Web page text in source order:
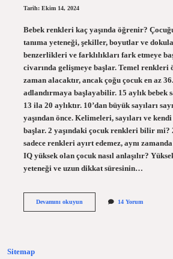
Tarih: Ekim 14, 2024
Bebek renkleri kaç yaşında öğrenir?
tanıma yeteneği, şekiller, boyutlar ve
benzerlikleri ve farklılıkları fark etmeye
civarında gelişmeye başlar. Temel renkleri
zaman alacaktır, ancak çoğu çocuk en az
adlandırmaya başlayabilir. 15 aylık bebek
13 ila 20 aylıktır. 10’dan büyük sayıları
yaşından önce. Kelimeleri, sayıları ve
başlar. 2 yaşındaki çocuk renkleri bilir mi?
sadece renkleri ayırt edemez, aynı
IQ yüksek olan çocuk nasıl anlaşılır?
yeteneği ve uzun dikkat süresinin…
Devamını okuyun15
14 Yorum
Sitemap